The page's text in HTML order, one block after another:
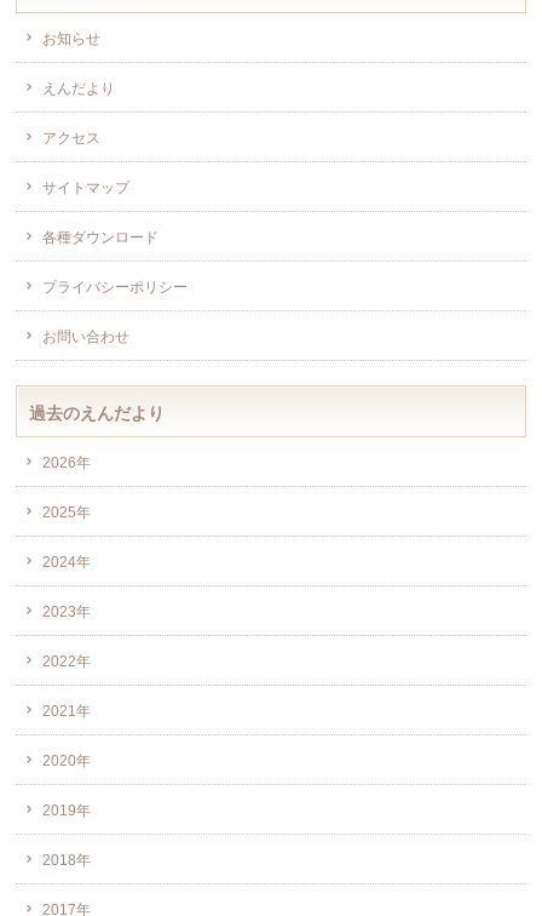
お知らせ
えんだより
アクセス
サイトマップ
各種ダウンロード
プライバシーポリシー
お問い合わせ
過去のえんだより
2026年
2025年
2024年
2023年
2022年
2021年
2020年
2019年
2018年
2017年